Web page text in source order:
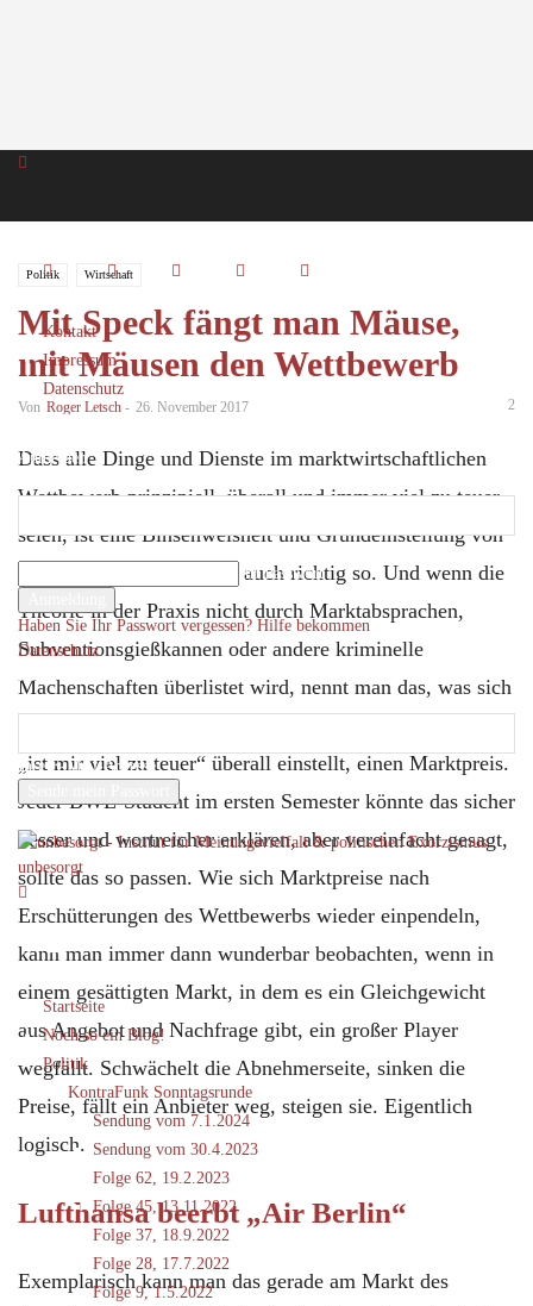
Kontakt
Impressum
Datenschutz
Anmelden
Ihr Benutzername
Ihr Passwort
Haben Sie Ihr Passwort vergessen? Hilfe bekommen
Datenschutz
Passwort-Wiederherstellung
Ihre E-Mail-Adresse
unbesorgt
Startseite
Noch so ein Blog!
Politik
KontraFunk Sonntagsrunde
Sendung vom 7.1.2024
Sendung vom 30.4.2023
Folge 62, 19.2.2023
Folge 45, 13.11.2022
Folge 37, 18.9.2022
Folge 28, 17.7.2022
Folge 9, 1.5.2022
Politik Wirtschaft
Mit Speck fängt man Mäuse,
mit Mäusen den Wettbewerb
Von Roger Letsch - 26. November 2017 2
Dass alle Dinge und Dienste im marktwirtschaftlichen
Wettbewerb prinzipiell, überall und immer viel zu teuer
seien, ist eine Binsenweisheit und Grundeinstellung von
Verbrauchern, und das ist auch richtig so. Und wenn die
Theorie in der Praxis nicht durch Marktabsprachen,
Subventionsgießkannen oder andere kriminelle
Machenschaften überlistet wird, nennt man das, was sich
„ist mir viel zu teuer“ überall einstellt, einen Marktpreis.
Jeder BWL-Student im ersten Semester könnte das sicher
besser und wortreicher erklären, aber vereinfacht gesagt,
sollte das so passen. Wie sich Marktpreise nach
Erschütterungen des Wettbewerbs wieder einpendeln,
kann man immer dann wunderbar beobachten, wenn in
einem gesättigten Markt, in dem es ein Gleichgewicht
aus Angebot und Nachfrage gibt, ein großer Player
wegfällt. Schwächelt die Abnehmerseite, sinken die
Preise, fällt ein Anbieter weg, steigen sie. Eigentlich
logisch.
Lufthansa beerbt „Air Berlin“
Exemplarisch kann man das gerade am Markt des